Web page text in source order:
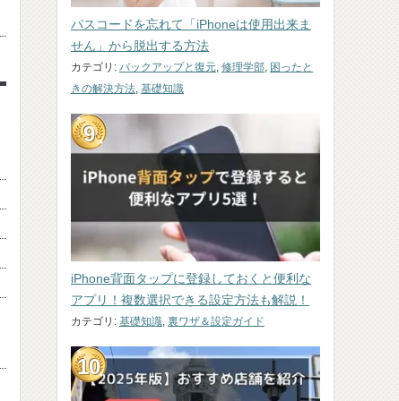
パスコードを忘れて「iPhoneは使用出来ま
せん」から脱出する方法
カテゴリ: バックアップと復元 修理学部
困ったと
きの解決方法 基礎知識
iPhone背面タップに登録しておくと便利な
アプリ！複数選択できる設定方法も解説！
カテゴリ: 基礎知識 裏ワザ＆設定ガイド